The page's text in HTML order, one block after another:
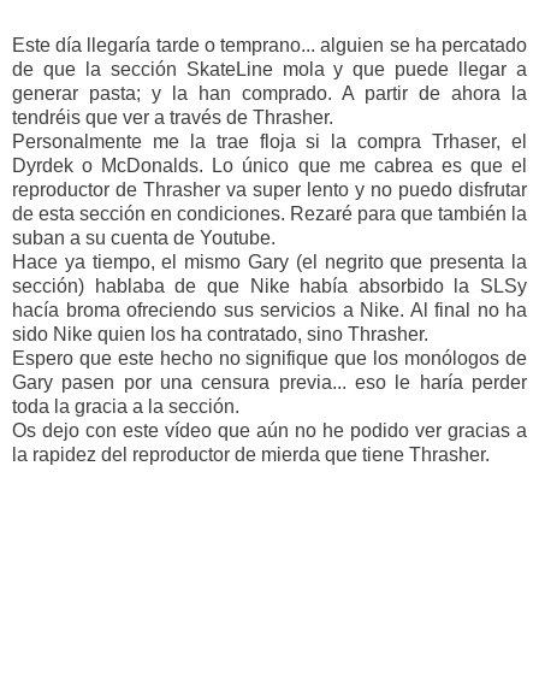
Este día llegaría tarde o temprano... alguien se ha percatado
de que la sección SkateLine mola y que puede llegar a
generar pasta; y la han comprado. A partir de ahora la
tendréis que ver a través de Thrasher.
Personalmente me la trae floja si la compra Trhaser, el
Dyrdek o McDonalds. Lo único que me cabrea es que el
reproductor de Thrasher va super lento y no puedo disfrutar
de esta sección en condiciones. Rezaré para que también la
suban a su cuenta de Youtube.
Hace ya tiempo, el mismo Gary (el negrito que presenta la
sección) hablaba de que Nike había absorbido la SLSy
hacía broma ofreciendo sus servicios a Nike. Al final no ha
sido Nike quien los ha contratado, sino Thrasher.
Espero que este hecho no signifique que los monólogos de
Gary pasen por una censura previa... eso le haría perder
toda la gracia a la sección.
Os dejo con este vídeo que aún no he podido ver gracias a
la rapidez del reproductor de mierda que tiene Thrasher.